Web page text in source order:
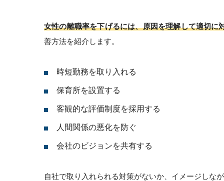
女性の離職率を下げるには、原因を理解して適切に
善方法を紹介します。
時短勤務を取り入れる
保育所を設置する
客観的な評価制度を採用する
人間関係の悪化を防ぐ
会社のビジョンを共有する
自社で取り入れられる対策がないか、イメージしな